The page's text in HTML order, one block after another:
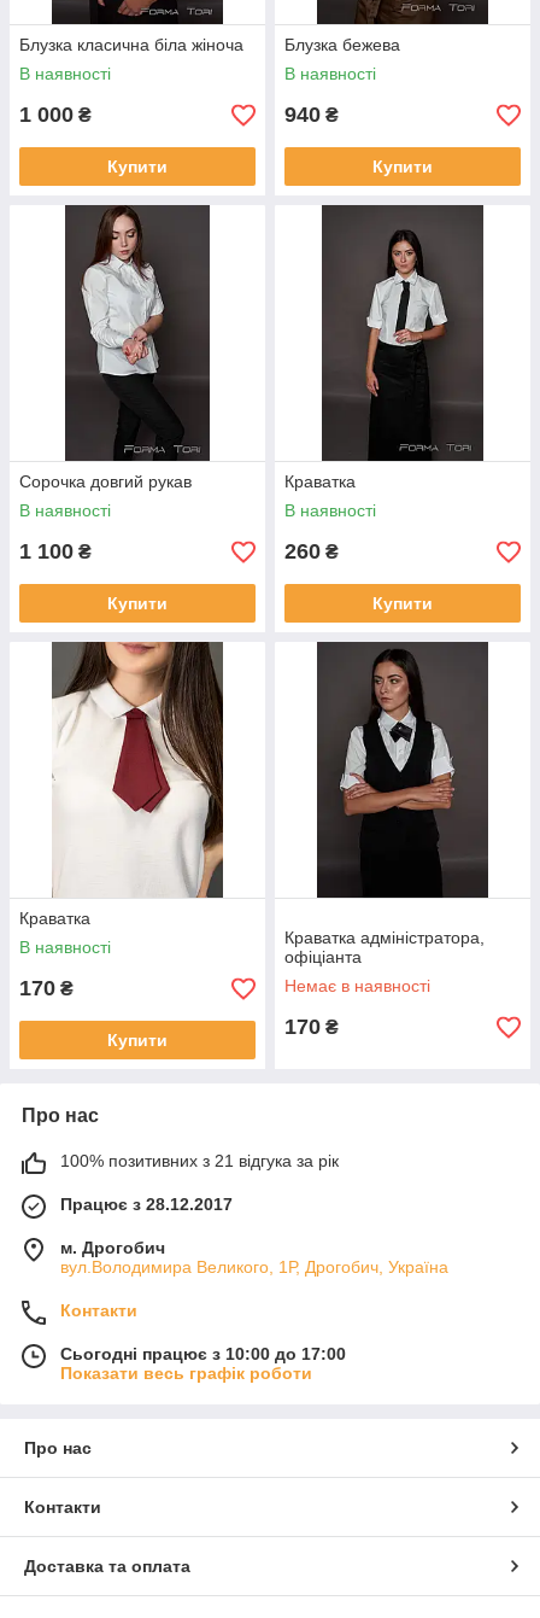
Блузка класична біла жіноча
В наявності
1 000 ₴
Купити
Блузка бежева
В наявності
940 ₴
Купити
Сорочка довгий рукав
В наявності
1 100 ₴
Купити
Краватка
В наявності
260 ₴
Купити
Краватка
В наявності
170 ₴
Купити
Краватка адміністратора,
офіціанта
Немає в наявності
170 ₴
Про нас
100% позитивних з 21 відгука за рік
Працює з 28.12.2017
м. Дрогобич
вул.Володимира Великого, 1Р, Дрогобич, Україна
Контакти
Сьогодні працює з 10:00 до 17:00
Показати весь графік роботи
Про нас
Контакти
Доставка та оплата